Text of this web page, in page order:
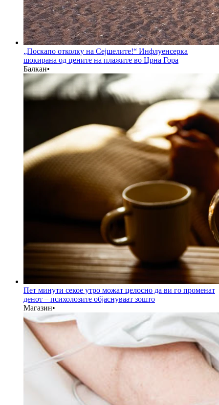
„Поскапо отколку на Сејшелите!“ Инфлуенсерка
шокирана од цените на плажите во Црна Гора
Балкан•
Пет минути секое утро можат целосно да ви го променат
денот – психолозите објаснуваат зошто
Магазин•